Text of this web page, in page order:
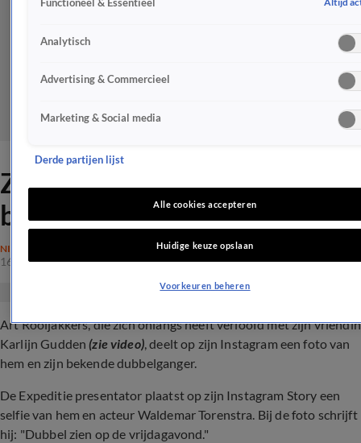
ZIEN: Art Rooijakkers en zijn
bekende dubbelganger!
NIEUWS
16 dec 2023, 18:30
Art Rooijakkers, die zich onlangs heeft verloofd met zijn vriendin
Karlijn Gudden(zie video), deelt op zijn Instagram een foto van
hem en zijn bekende dubbelganger.
De Expeditie presentator plaatst op zijn Instagram Story een
selfie van hem en acteur Waldemar Torenstra. Bij de foto schrijft
hij: "Dubbel zien op de vrijdagavond."
Functioneel & Essentieel
Analytisch
Advertising & Commercieel
Marketing & Social media
Derde partijen lijst
Alle cookies accepteren
Huidige keuze opslaan
Voorkeuren beheren